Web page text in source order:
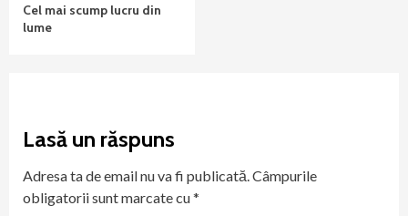
Cel mai scump lucru din
lume
Lasă un răspuns
Adresa ta de email nu va fi publicată. Câmpurile
obligatorii sunt marcate cu*